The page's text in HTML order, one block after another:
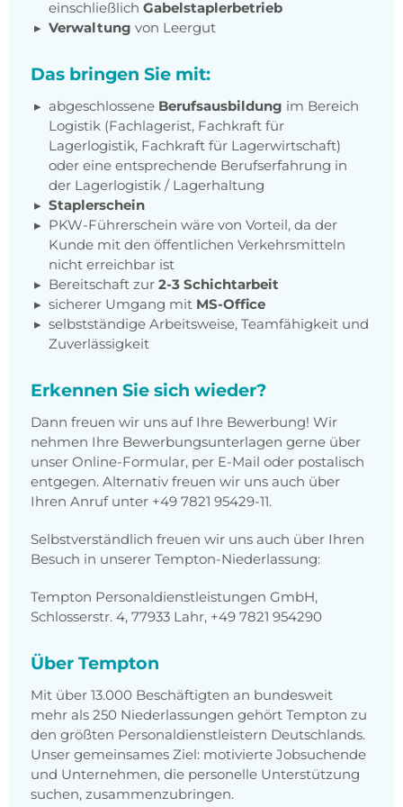
einschließlich Gabelstaplerbetrieb
Verwaltung von Leergut
Das bringen Sie mit:
abgeschlossene Berufsausbildung im Bereich
Logistik (Fachlagerist, Fachkraft für
Lagerlogistik, Fachkraft für Lagerwirtschaft)
oder eine entsprechende Berufserfahrung in
der Lagerlogistik / Lagerhaltung
Staplerschein
PKW-Führerschein wäre von Vorteil, da der
Kunde mit den öffentlichen Verkehrsmitteln
nicht erreichbar ist
Bereitschaft zur 2-3 Schichtarbeit
sicherer Umgang mit MS-Office
selbstständige Arbeitsweise, Teamfähigkeit und
Zuverlässigkeit
Erkennen Sie sich wieder?
Dann freuen wir uns auf Ihre Bewerbung! Wir
nehmen Ihre Bewerbungsunterlagen gerne über
unser Online-Formular, per E-Mail oder postalisch
entgegen. Alternativ freuen wir uns auch über
Ihren Anruf unter +49 7821 95429-11.
Selbstverständlich freuen wir uns auch über Ihren
Besuch in unserer Tempton-Niederlassung:
Tempton Personaldienstleistungen GmbH,
Schlosserstr. 4, 77933 Lahr, +49 7821 954290
Über Tempton
Mit über 13.000 Beschäftigten an bundesweit
mehr als 250 Niederlassungen gehört Tempton zu
den größten Personaldienstleistern Deutschlands.
Unser gemeinsames Ziel: motivierte Jobsuchende
und Unternehmen, die personelle Unterstützung
suchen, zusammenzubringen.